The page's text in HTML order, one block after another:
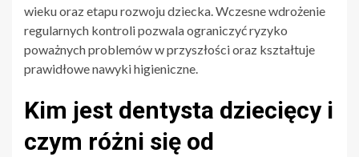
wieku oraz etapu rozwoju dziecka. Wczesne wdrożenie
regularnych kontroli pozwala ograniczyć ryzyko
poważnych problemów w przyszłości oraz kształtuje
prawidłowe nawyki higieniczne.
Kim jest dentysta dziecięcy i
czym różni się od